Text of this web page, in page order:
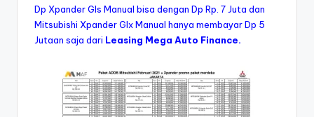
Dp Xpander Gls Manual bisa dengan Dp Rp. 7 Juta dan
Mitsubishi Xpander Glx Manual hanya membayar Dp 5
Jutaan saja dari Leasing Mega Auto Finance.